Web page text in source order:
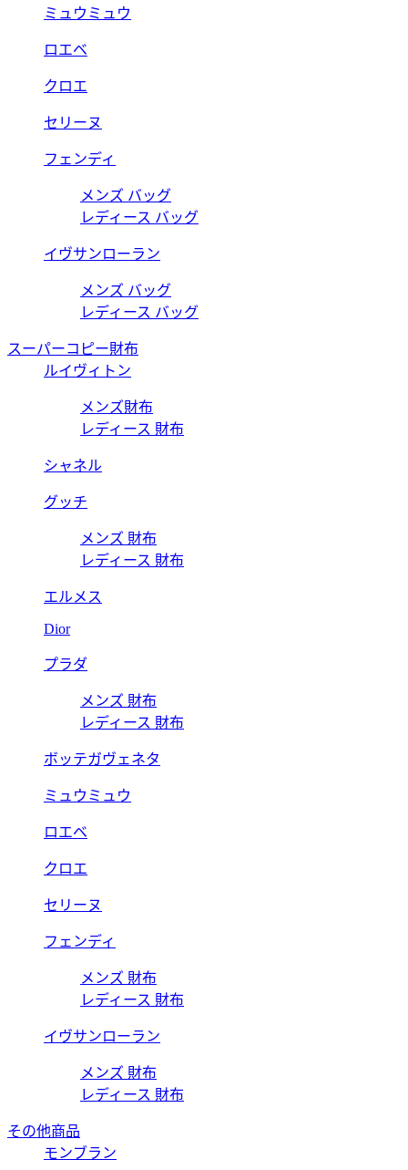
ミュウミュウ
ロエベ
クロエ
セリーヌ
フェンディ
メンズ バッグ
レディース バッグ
イヴサンローラン
メンズ バッグ
レディース バッグ
スーパーコピー財布
ルイヴィトン
メンズ財布
レディース 財布
シャネル
グッチ
メンズ 財布
レディース 財布
エルメス
Dior
プラダ
メンズ 財布
レディース 財布
ボッテガヴェネタ
ミュウミュウ
ロエベ
クロエ
セリーヌ
フェンディ
メンズ 財布
レディース 財布
イヴサンローラン
メンズ 財布
レディース 財布
その他商品
モンブラン